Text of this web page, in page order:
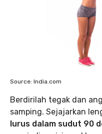
Source: India.com
Berdirilah tegak dan
samping. Sejajarkan
lurus dalam sudut 90